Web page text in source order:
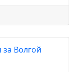
Волгой